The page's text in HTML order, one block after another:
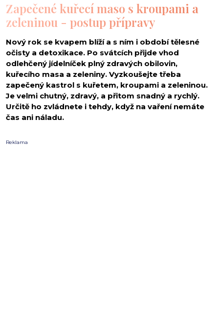
Zapečené kuřecí maso s kroupami a
zeleninou - postup přípravy
Nový rok se kvapem blíží a s ním i období tělesné
očisty a detoxikace. Po svátcích přijde vhod
odlehčený jídelníček plný zdravých obilovin,
kuřecího masa a zeleniny. Vyzkoušejte třeba
zapečený kastrol s kuřetem, kroupami a zeleninou.
Je velmi chutný, zdravý, a přitom snadný a rychlý.
Určitě ho zvládnete i tehdy, když na vaření nemáte
čas ani náladu.
Reklama